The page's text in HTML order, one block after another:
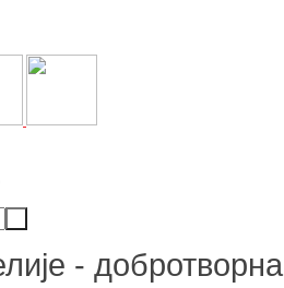
-